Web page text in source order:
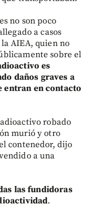
no son poco
a casos
AIEA, quien no
sobre el
es
daños graves a
entran en contacto
robado
murió y otro
contenedor, dijo
a una
las fundidoras
.